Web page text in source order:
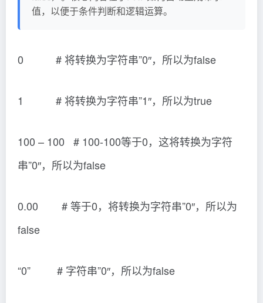
值，以便于条件判断和逻辑运算。
0 # 将转换为字符串”0″，所以为false
1 # 将转换为字符串”1″，所以为true
100 – 100 # 100-100等于0，这将转换为字符
串”0″，所以为false
0.00 # 等于0，将转换为字符串”0″，所以为
false
“0” # 字符串”0″，所以为false